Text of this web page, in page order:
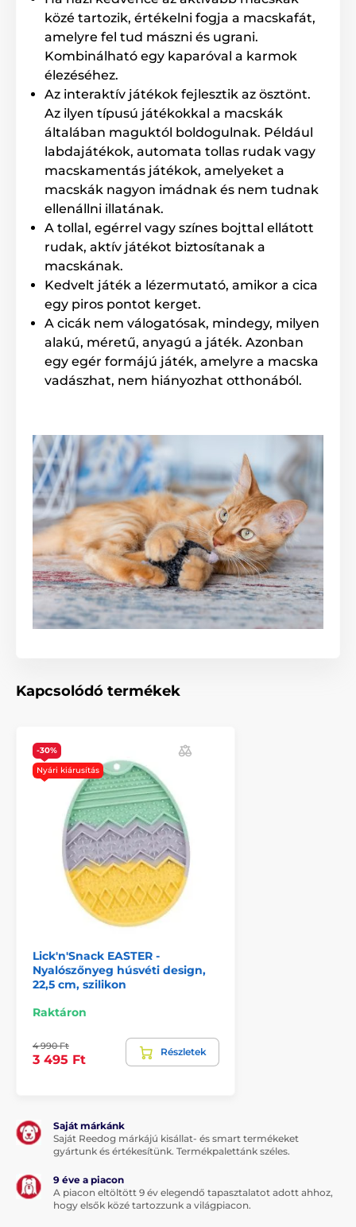
A termék a következő kategóriákba sorolt
Játékok
Jutalomfalathoz Interaktív
Nyalópárnák Márka szerint
Flamingo kutyajátékok
Típus szerint Nyalópárnák
Márka szerint
Macska % Táplálék és felszerelés
% Játékok
közé tartozik, értékelni fogja a macskafát,
amelyre fel tud mászni és ugrani.
Kombinálható egy kaparóval a karmok
élezéséhez.
Az interaktív játékok fejlesztik az ösztönt.
Az ilyen típusú játékokkal a macskák
általában maguktól boldogulnak. Például
labdajátékok, automata tollas rudak vagy
macskamentás játékok, amelyeket a
macskák nagyon imádnak és nem tudnak
ellenállni illatának.
A tollal, egérrel vagy színes bojttal ellátott
rudak, aktív játékot biztosítanak a
macskának.
Kedvelt játék a lézermutató, amikor a cica
egy piros pontot kerget.
A cicák nem válogatósak, mindegy, milyen
alakú, méretű, anyagú a játék. Azonban
egy egér formájú játék, amelyre a macska
vadászhat, nem hiányozhat otthonából.
Kapcsolódó termékek
-30%
Nyári kiárusítás
Lick'n'Snack EASTER -
Nyalószőnyeg húsvéti design,
22,5 cm, szilikon
Raktáron
4 990 Ft
3 495 Ft
Részletek
Saját márkánk
Saját Reedog márkájú kisállat- és smart termékeket
gyártunk és értékesítünk. Termékpalettánk széles.
9 éve a piacon
A piacon eltöltött 9 év elegendő tapasztalatot adott ahhoz,
hogy elsők közé tartozzunk a világpiacon.